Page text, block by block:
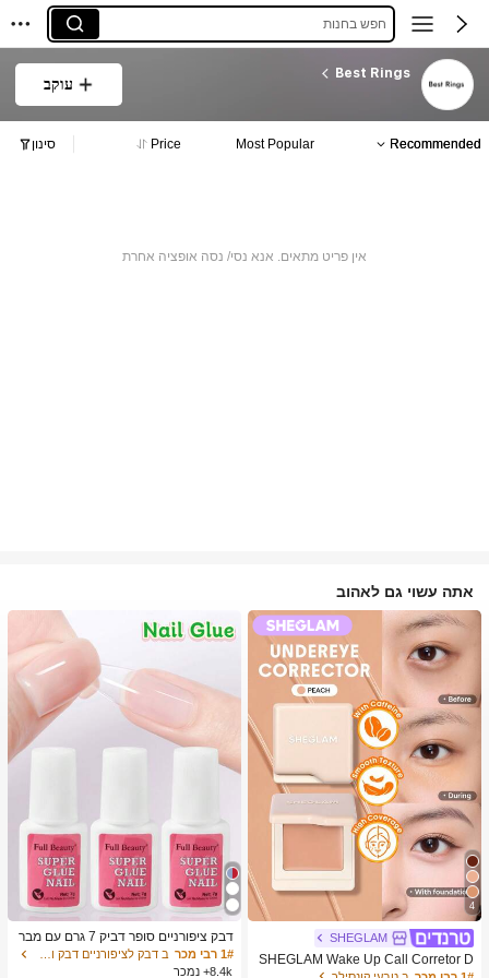
חפש בחנות
Best Rings
עוקב
Recommended
Most Popular
Price סינון
אין פריט מתאים. אנא נסי/ נסה אופציה אחרת
אתה עשוי גם לאהוב
4
SHEGLAM
SHEGLAM Wake Up Call Corretor D
דבק ציפורניים סופר דביק 7 גרם עם מבר
שת, דבק ג'ל מהיר ייבוש, מתאים לציפורנ
יים מלאכותיות, ציפורני אקריל, ציפורני ה
1# רבי מכר
8.4k+ נמכר